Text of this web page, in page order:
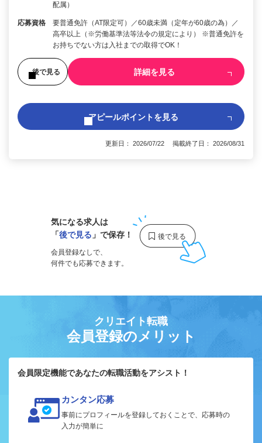
配属）
応募資格
要普通免許（AT限定可）／60歳未満（定年が60歳の為）／
高卒以上（※労働基準法等法令の規定により） ※普通免許を
お持ちでない方は入社までの取得でOK！
後で見る 詳細を見る
アピールポイントを見る
更新日： 2026/07/22 掲載終了日： 2026/08/31
気になる求人は
「後で見る 」で保存！
会員登録なしで、
何件でも応募できます。
クリエイト転職
会員登録のメリット
会員限定機能であなたの転職活動をアシスト！
カンタン応募
事前にプロフィールを登録しておくことで、応募時の
入力が簡単に